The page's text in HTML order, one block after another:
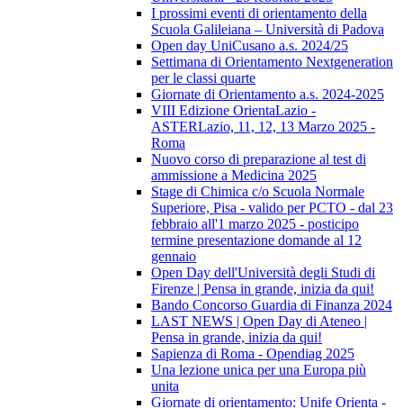
I prossimi eventi di orientamento della
Scuola Galileiana – Università di Padova
Open day UniCusano a.s. 2024/25
Settimana di Orientamento Nextgeneration
per le classi quarte
Giornate di Orientamento a.s. 2024-2025
VIII Edizione OrientaLazio -
ASTERLazio, 11, 12, 13 Marzo 2025 -
Roma
Nuovo corso di preparazione al test di
ammissione a Medicina 2025
Stage di Chimica c/o Scuola Normale
Superiore, Pisa - valido per PCTO - dal 23
febbraio all'1 marzo 2025 - posticipo
termine presentazione domande al 12
gennaio
Open Day dell'Università degli Studi di
Firenze | Pensa in grande, inizia da qui!
Bando Concorso Guardia di Finanza 2024
LAST NEWS | Open Day di Ateneo |
Pensa in grande, inizia da qui!
Sapienza di Roma - Opendiag 2025
Una lezione unica per una Europa più
unita
Giornate di orientamento: Unife Orienta -